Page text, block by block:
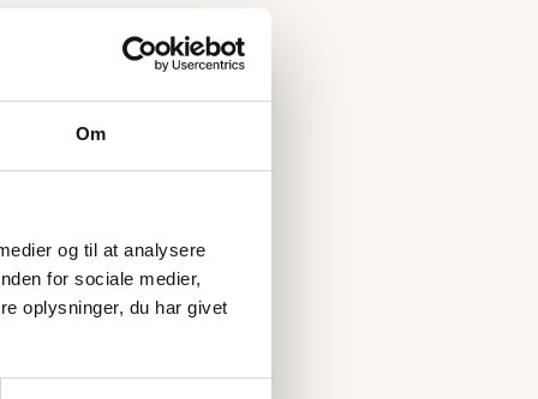
Om
og til at analysere
for sociale medier,
oplysninger, du har givet